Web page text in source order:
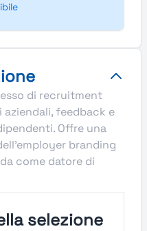
di recruitment
aziendali, feedback e
Offre una
branding
come datore di
selezione